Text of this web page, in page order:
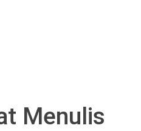
Menulis